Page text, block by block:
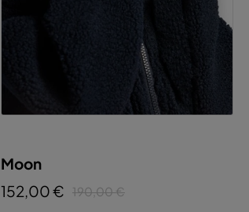
Moon
152,00 € 190,00 €